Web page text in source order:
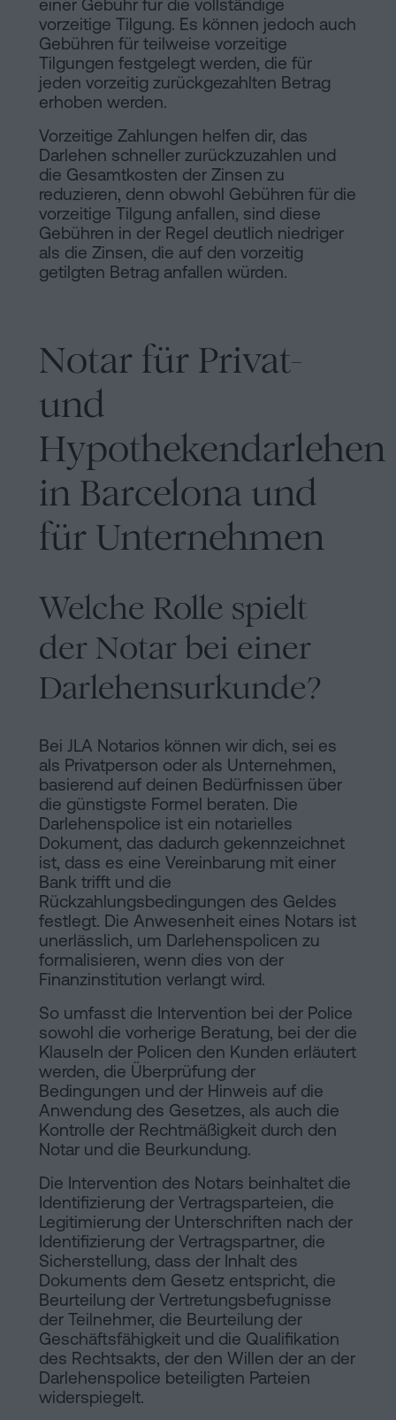
einer Gebühr für die vollständige
vorzeitige Tilgung. Es können jedoch auch
Gebühren für teilweise vorzeitige
Tilgungen festgelegt werden, die für
jeden vorzeitig zurückgezahlten Betrag
erhoben werden.
Vorzeitige Zahlungen helfen dir, das
Darlehen schneller zurückzuzahlen und
die Gesamtkosten der Zinsen zu
reduzieren, denn obwohl Gebühren für die
vorzeitige Tilgung anfallen, sind diese
Gebühren in der Regel deutlich niedriger
als die Zinsen, die auf den vorzeitig
getilgten Betrag anfallen würden.
Notar für Privat-
und
Hypothekendarlehen
in Barcelona und
für Unternehmen
Welche Rolle spielt
der Notar bei einer
Darlehensurkunde?
Bei JLA Notarios können wir dich, sei es
als Privatperson oder als Unternehmen,
basierend auf deinen Bedürfnissen über
die günstigste Formel beraten. Die
Darlehenspolice ist ein notarielles
Dokument, das dadurch gekennzeichnet
ist, dass es eine Vereinbarung mit einer
Bank trifft und die
Rückzahlungsbedingungen des Geldes
festlegt. Die Anwesenheit eines Notars ist
unerlässlich, um Darlehenspolicen zu
formalisieren, wenn dies von der
Finanzinstitution verlangt wird.
So umfasst die Intervention bei der Police
sowohl die vorherige Beratung, bei der die
Klauseln der Policen den Kunden erläutert
werden, die Überprüfung der
Bedingungen und der Hinweis auf die
Anwendung des Gesetzes, als auch die
Kontrolle der Rechtmäßigkeit durch den
Notar und die Beurkundung.
Die Intervention des Notars beinhaltet die
Identifizierung der Vertragsparteien, die
Legitimierung der Unterschriften nach der
Identifizierung der Vertragspartner, die
Sicherstellung, dass der Inhalt des
Dokuments dem Gesetz entspricht, die
Beurteilung der Vertretungsbefugnisse
der Teilnehmer, die Beurteilung der
Geschäftsfähigkeit und die Qualifikation
des Rechtsakts, der den Willen der an der
Darlehenspolice beteiligten Parteien
widerspiegelt.